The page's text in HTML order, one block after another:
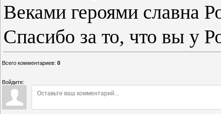
Веками героями славна
Спасибо за то, что вы у
Всего комментариев: 0
Войдите: